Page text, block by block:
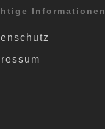
Informationen